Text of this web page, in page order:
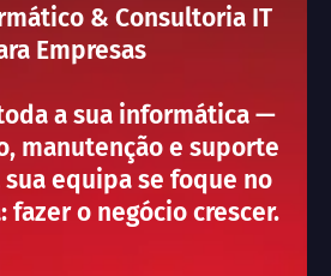
& Consultoria IT
Empresas
a sua informática —
manutenção e suporte
equipa se foque no
fazer o negócio crescer.